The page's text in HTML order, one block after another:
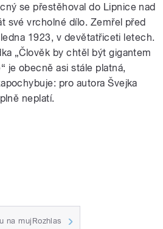
se přestěhoval do Lipnice nad
své vrcholné dílo. Zemřel před
1923, v devětatřiceti letech.
„Člověk by chtěl být gigantem
je obecně asi stále platná,
pro autora Švejka
neplatí.
na mujRozhlas